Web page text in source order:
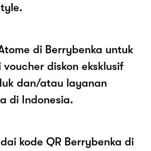
di Berrybenka untuk
voucher diskon eksklusif
dan/atau layanan
di Indonesia.
kode QR Berrybenka di